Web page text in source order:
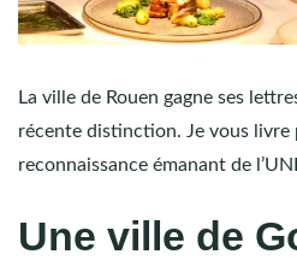
La ville de Rouen gagne ses
récente distinction. Je vous livre
reconnaissance émanant de
Une ville de